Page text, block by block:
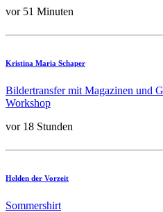
vor 51 Minuten
Kristina Maria Schaper
Bildertransfer mit Magazinen und
Workshop
vor 18 Stunden
Helden der Vorzeit
Sommershirt